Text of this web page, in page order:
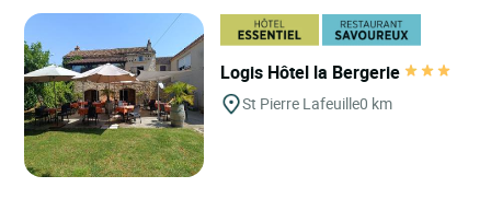
Logis Hôtel la Bergerie
St Pierre Lafeuille0 km